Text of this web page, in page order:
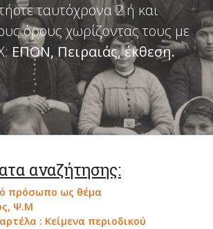
ταυτόχρονα 2 ή και
όρους χωρίζοντας τους με
ΕΠΟΝ, Πειραιάς, έκθεση.
αναζήτησης:
πρόσωπο ως θέμα
Ψ.Μ
: Κείμενα περιοδικού